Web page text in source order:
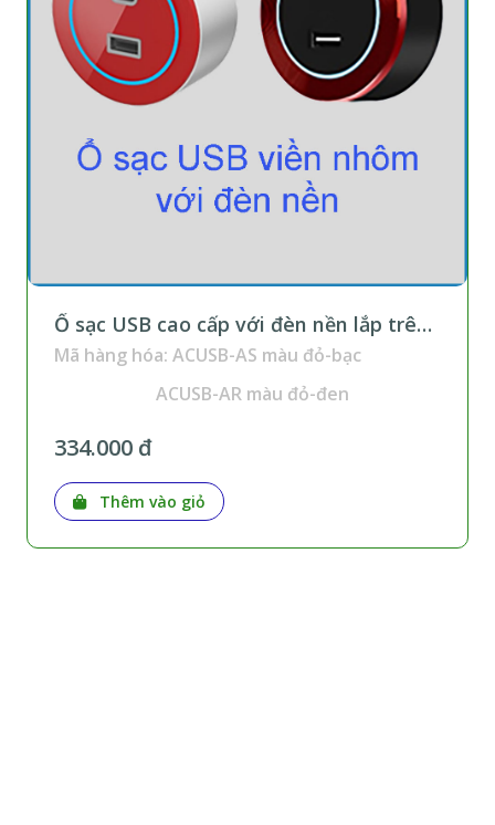
Ổ sạc USB cao cấp với đèn nền lắp trên
thanh ray
Mã hàng hóa: ACUSB-AS màu đỏ-bạc
ACUSB-AR màu đỏ-đen
334.000 đ
Thêm vào giỏ